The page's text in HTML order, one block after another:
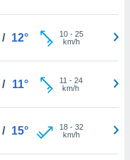
/ 12° 10- 25
km/h
/ 11° 11 - 24
km/h
/ 15° 18- 32
km/h